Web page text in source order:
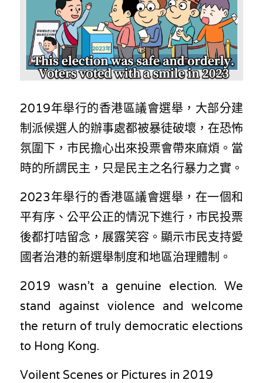
反華推手起底
美西霸凌內幕
美西極權主義
真相直擊
極端暴恐實錄
屈穎妍專欄
朱庭萱專欄
莫綺琪專欄
黃萬成專欄
招國偉專欄
高松傑專欄
馮煒光專欄
趙處機專欄
KOL 精選
大衛sir專欄
龔靜儀大律師專欄
陳貴春大律師專欄
醫院口岸爆炸案
屠龍小隊案
黎智英案審訊
支聯會案
35+顛覆案
生活
吃喝玩指南
休閒好介紹
親子
花生仔漫畫週記
關於我們
人才招聘
投稿熱線
商戶合作
支持讚助
關於我們
搜索
繁體中文
繁體中文
English
2019年舉行的香港區議會選舉，大部分建
制派候選人的辦事處都被暴徒破壞，在恐怖
氛圍下，市民擔心出來投票會帶來麻煩。當
時的所謂民主，只是民主之名行暴力之實。
2023年舉行的香港區議會選舉，在一個和
平有序、公平公正的情況下進行，市民投票
後都打咭留念，展露笑容。顯示市民支持愛
國者治港的新選舉制度和地區治理體制。
2019 wasn't a genuine election. We
stand against violence and welcome
the return of truly democratic elections
to Hong Kong.
Voilent Scenes or Pictures in 2019